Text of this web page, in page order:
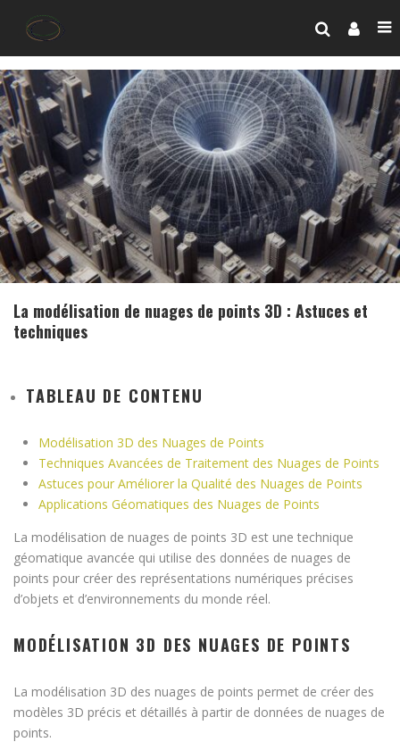
La modélisation de nuages de points 3D : Astuces et
techniques
TABLEAU DE CONTENU
Modélisation 3D des Nuages de Points
Techniques Avancées de Traitement des Nuages de Points
Astuces pour Améliorer la Qualité des Nuages de Points
Applications Géomatiques des Nuages de Points
La modélisation de nuages de points 3D est une technique
géomatique avancée qui utilise des données de nuages de
points pour créer des représentations numériques précises
d’objets et d’environnements du monde réel.
MODÉLISATION 3D DES NUAGES DE POINTS
La modélisation 3D des nuages de points permet de créer des
modèles 3D précis et détaillés à partir de données de nuages de
points.